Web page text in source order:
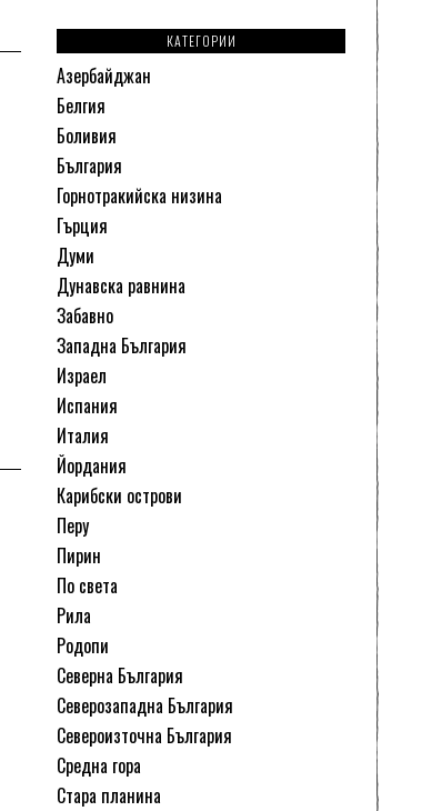
КАТЕГОРИИ
Азербайджан
Белгия
Боливия
България
Горнотракийска низина
Гърция
Думи
Дунавска равнина
Забавно
Западна България
Израел
Испания
Италия
Йордания
Карибски острови
Перу
Пирин
По света
Рила
Родопи
Северна България
Северозападна България
Североизточна България
Средна гора
Стара планина